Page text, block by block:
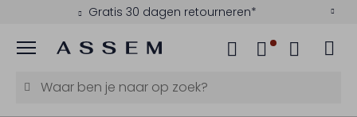
Gratis 30 dagen retourneren*
Menu